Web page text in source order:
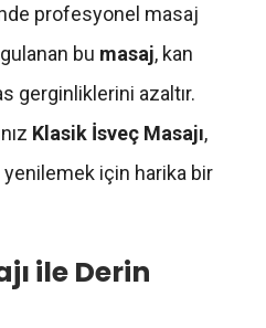
profesyonel masaj
bu masaj, kan
gerginliklerini azaltır.
Klasik İsveç Masajı,
için harika bir
ile Derin